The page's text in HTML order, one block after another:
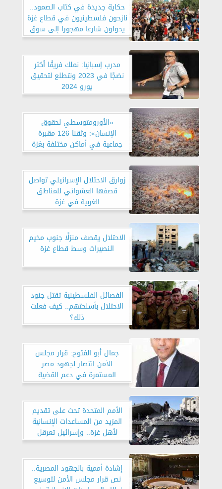
حكاية جديدة في كتاب الصمود..
نازحون فلسطينيون في قطاع غزة
يحولون شارعا مهجورا إلى سوق
مدرب إسبانيا: نملك فريقًا أكثر
نضجًا في 2023 ونتطلع لتحقيق
يورو 2024
«الأورومتوسطي لحقوق
الإنسان»: وثقنا 126 مقبرة
جماعية في أماكن مختلفة بغزة
زوارق الاحتلال الإسرائيلي تواصل
قصفها العشوائي للمناطق
الغربية في غزة
الاحتلال يقصف منزلًا جنوب مخيم
النصيرات وسط قطاع غزة
الفصائل الفلسطينية تقتل جنود
الاحتلال بأسلحتهم.. كيف فعلت
ذلك؟
جمال أبو الفتوح: قرار مجلس
الأمن انتصار لجهود مصر
المستمرة في دعم القضية
الفلسطينية.. ويؤكد: مفتاح
الأمم المتحدة تحث على تقديم
المزيد من المساعدات الإنسانية
لأهل غزة.. وإسرائيل تعرقل
توزيعها
إشادة أممية بالجهود المصرية..
نص قرار مجلس الأمن لتوسيع